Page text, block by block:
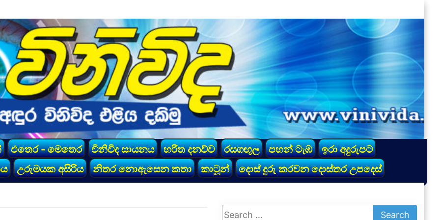
එතෙර - මෙතෙර විනිවිද සායනය හරිත දනව්ව රසගඟුල පහන් ටැඹ
ඉරා අදුරුපට
උරුමයක අසිරිය නිතර නොඇසෙන කතා කාටූන් දොස් දුරු කරවන දොස්තර උපදෙස්